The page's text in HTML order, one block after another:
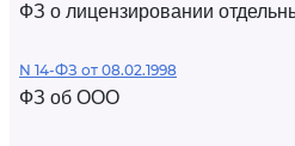
ФЗ о лицензировании
N 14-ФЗ от 08.02.1998
ФЗ об ООО